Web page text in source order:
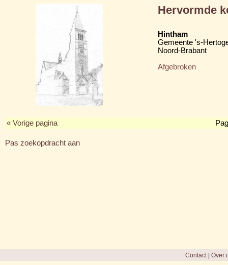
Hervormde
Hintham
Gemeente 's-
Noord-Brabant
Afgebroken
« Vorige pagina
Pas zoekopdracht aan
Contact| Over